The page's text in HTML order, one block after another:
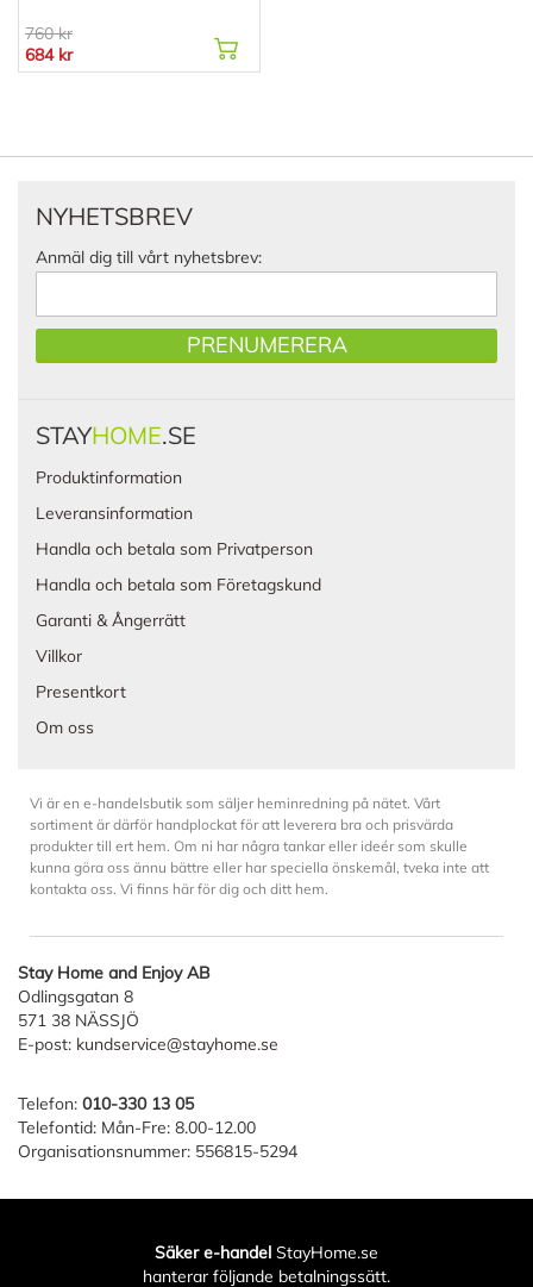
760 kr
684 kr
NYHETSBREV
Anmäl dig till vårt nyhetsbrev:
PRENUMERERA
STAYHOME.SE
Produktinformation
Leveransinformation
Handla och betala som Privatperson
Handla och betala som Företagskund
Garanti & Ångerrätt
Villkor
Presentkort
Om oss
Vi är en e-handelsbutik som säljer heminredning på nätet. Vårt
sortiment är därför handplockat för att leverera bra och prisvärda
produkter till ert hem. Om ni har några tankar eller ideér som skulle
kunna göra oss ännu bättre eller har speciella önskemål, tveka inte att
kontakta oss. Vi finns här för dig och ditt hem.
Stay Home and Enjoy AB
Odlingsgatan 8
571 38 NÄSSJÖ
E-post: kundservice@stayhome.se
Telefon: 010-330 13 05
Telefontid: Mån-Fre: 8.00-12.00
Organisationsnummer: 556815-5294
Säker e-handel StayHome.se
hanterar följande betalningssätt.